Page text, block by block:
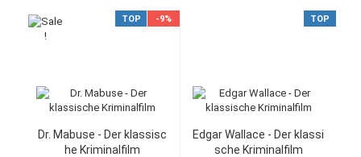
TOP -9%
Dr. Mabuse - Der klassisc
he Kriminalfilm
TOP
Edgar Wallace - Der klassi
sche Kriminalfilm